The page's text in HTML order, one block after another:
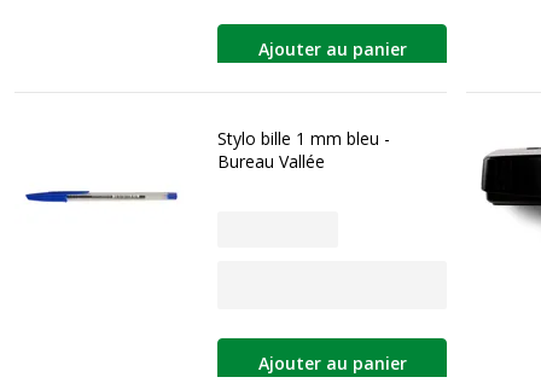
Ajouter au panier
Stylo bille 1 mm bleu -
Bureau Vallée
Ajouter au panier